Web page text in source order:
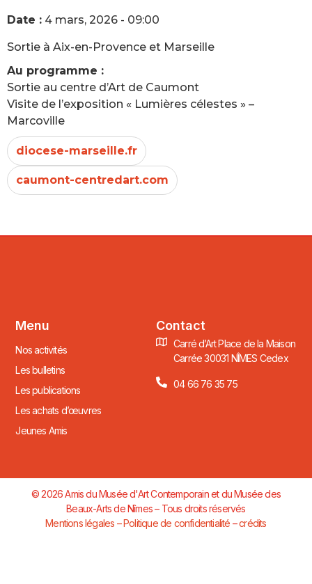
Date : 4 mars, 2026 - 09:00
Sortie à Aix-en-Provence et Marseille
Au programme :
Sortie au centre d’Art de Caumont
Visite de l’exposition « Lumières célestes » –
Marcoville
diocese-marseille.fr
caumont-centredart.com
Menu
Nos activités
Les bulletins
Les publications
Les achats d’œuvres
Jeunes Amis
Contact
Carré d’Art Place de la Maison
Carrée 30031 NÎMES Cedex
04 66 76 35 75
© 2026 Amis du Musée d'Art Contemporain et du Musée des
Beaux-Arts de Nîmes – Tous droits réservés
Mentions légales – Politique de confidentialité –crédits